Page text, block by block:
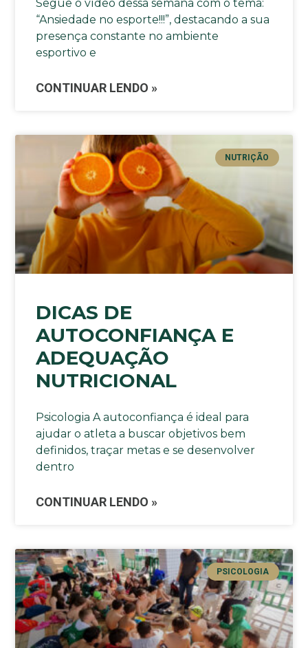
Segue o vídeo dessa semana com o tema:
“Ansiedade no esporte!!!”, destacando a sua
presença constante no ambiente
esportivo e
CONTINUAR LENDO »
NUTRIÇÃO
DICAS DE
AUTOCONFIANÇA E
ADEQUAÇÃO
NUTRICIONAL
Psicologia A autoconfiança é ideal para
ajudar o atleta a buscar objetivos bem
definidos, traçar metas e se desenvolver
dentro
CONTINUAR LENDO »
PSICOLOGIA